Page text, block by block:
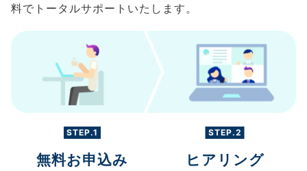
料でトータルサポートいたします。
STEP.1
無料お申込み
STEP.2
ヒアリング